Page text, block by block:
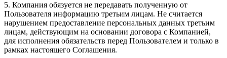
5. Компания обязуется не передавать полученную от
Пользователя информацию третьим лицам. Не считается
нарушением предоставление персональных данных третьим
лицам, действующим на основании договора с Компанией,
для исполнения обязательств перед Пользователем и только в
рамках настоящего Соглашения.